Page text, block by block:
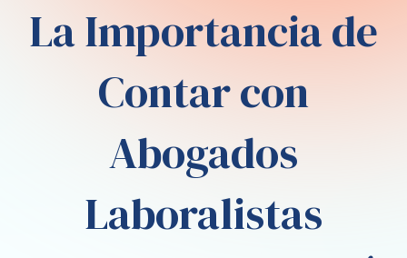
La Importancia de
Contar con
Abogados
Laboralistas